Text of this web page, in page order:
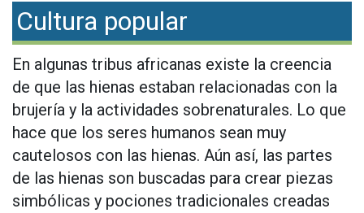
Cultura popular
En algunas tribus africanas existe la creencia
de que las hienas estaban relacionadas con la
brujería y la actividades sobrenaturales. Lo que
hace que los seres humanos sean muy
cautelosos con las hienas. Aún así, las partes
de las hienas son buscadas para crear piezas
simbólicas y pociones tradicionales creadas